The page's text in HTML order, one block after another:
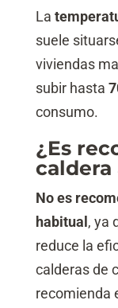
La
suele
viviendas
subir hasta
consumo.
¿Es
caldera
No es
habitual , ya
reduce la
calderas de
recomienda